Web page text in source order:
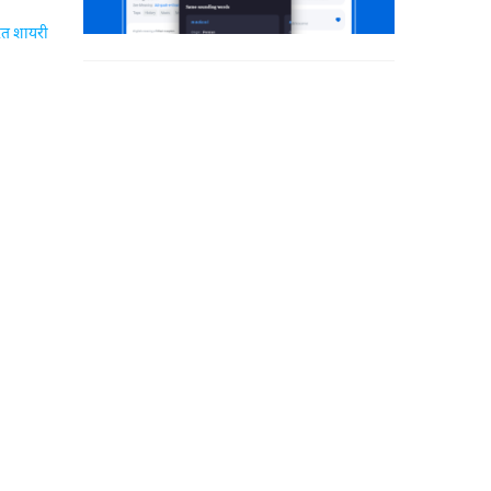
शायरी